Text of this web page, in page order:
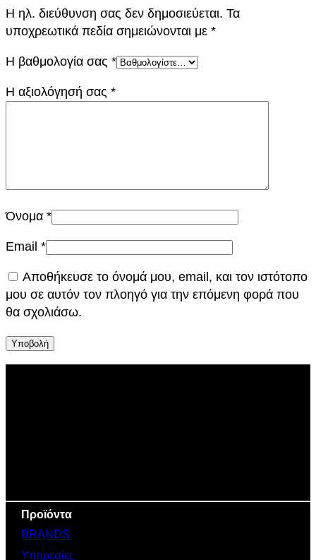
Z
3
5
π
η
α
Η ηλ. διεύθυνση σας δεν δημοσιεύεται. Τα
υποχρεωτικά πεδία σημειώνονται με *
Η βαθμολογία σας *
Η αξιολόγησή σας *
Όνομα *
Email *
Αποθήκευσε το όνομά μου, email, και τον ιστότοπο
μου σε αυτόν τον πλοηγό για την επόμενη φορά που
θα σχολιάσω.
Προϊόντα
BRANDS
Υπηρεσίες